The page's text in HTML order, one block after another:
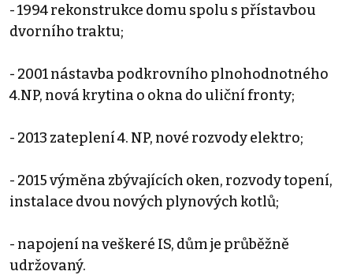
- 1994 rekonstrukce domu spolu s přístavbou
dvorního traktu;
- 2001 nástavba podkrovního plnohodnotného
4.NP, nová krytina o okna do uliční fronty;
- 2013 zateplení 4. NP, nové rozvody elektro;
- 2015 výměna zbývajících oken, rozvody topení,
instalace dvou nových plynových kotlů;
- napojení na veškeré IS, dům je průběžně
udržovaný.